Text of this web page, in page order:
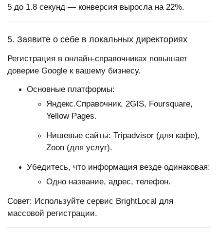
5 до 1.8 секунд — конверсия выросла на 22%.
5. Заявите о себе в локальных директориях
Регистрация в онлайн-справочниках повышает
доверие Google к вашему бизнесу.
Основные платформы:
Яндекс.Справочник, 2GIS, Foursquare,
Yellow Pages.
Нишевые сайты: Tripadvisor (для кафе),
Zoon (для услуг).
Убедитесь, что информация везде одинаковая:
Одно название, адрес, телефон.
Совет: Используйте сервис BrightLocal для
массовой регистрации.